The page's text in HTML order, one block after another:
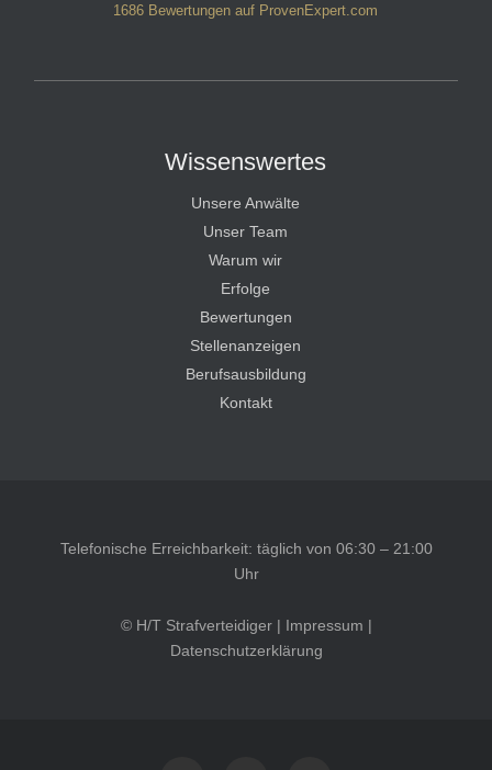
1686 Bewertungen auf ProvenExpert.com
Wissenswertes
Unsere Anwälte
Unser Team
Warum wir
Erfolge
Bewertungen
Stellenanzeigen
Berufsausbildung
Kontakt
Telefonische Erreichbarkeit: täglich von 06:30 – 21:00
Uhr
© H/T Strafverteidiger | Impressum |
Datenschutzerklärung